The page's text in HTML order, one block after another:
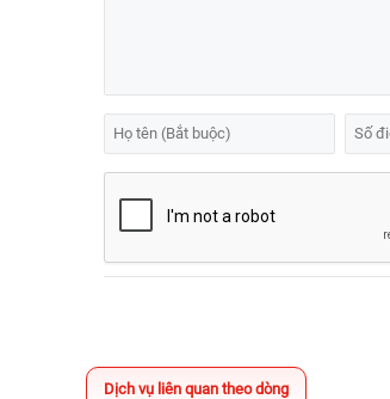
Dịch vụ liên quan theo dòng